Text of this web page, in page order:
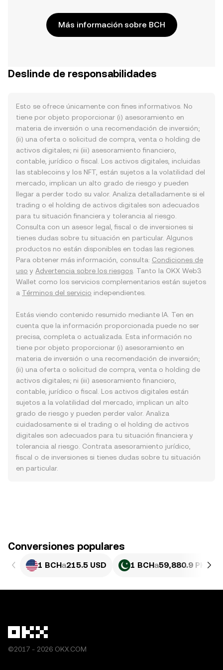
Más información sobre BCH
Deslinde de responsabilidades
Esto se ofrece únicamente con fines informativos. No
tiene por objeto proporcionar (i) asesoramiento en
materia de inversión o una recomendación de inversión;
(ii) una oferta o solicitud de compra, venta o holding de
activos digitales; ni (iii) asesoramiento financiero,
contable, jurídico o fiscal. Los activos digitales, incluidas
las stablecoins y los NFT, están sujetos a la volatilidad del
mercado, implican un alto grado de riesgo y pueden
llegar a perder todo su valor. Analiza detalladamente si el
trading o el holding de activos digitales son adecuados
para tu situación financiera y tolerancia al riesgo.
Consulta con un asesor legal, fiscal o de inversiones si
tienes dudas sobre tu situación en particular. Algunos
productos no están disponibles en todas las regiones.
Para obtener más información, consulta: Condiciones de
uso y Advertencia sobre los riesgos . Tanto la OKX Web3
Wallet como los servicios complementarios están sujetos
a Términos del servicio independientes.
Estás viendo contenido resumido mediante IA. Ten en
cuenta que la información proporcionada puede no ser
precisa, completa o actualizada. Esta información no
tiene por objeto proporcionar (i) asesoramiento en
materia de inversión o una recomendación de inversión;
(ii) una oferta o solicitud de compra, venta o holding de
activos digitales; ni (iii) asesoramiento financiero,
contable, jurídico o fiscal. Los activos digitales están
sujetos a la volatilidad del mercado, implican un alto
grado de riesgo y pueden perder valor. Analiza
cuidadosamente si el trading o el holding de activos
digitales son adecuados para tu situación financiera y
tolerancia al riesgo. Contrata asesoramiento jurídico,
fiscal o de inversiones si tienes dudas sobre tu situación
en particular.
Conversiones populares
1 BCHa215.5 USD 1 BCHa59,880.9 PKR
©2017 - 2026 OKX.COM